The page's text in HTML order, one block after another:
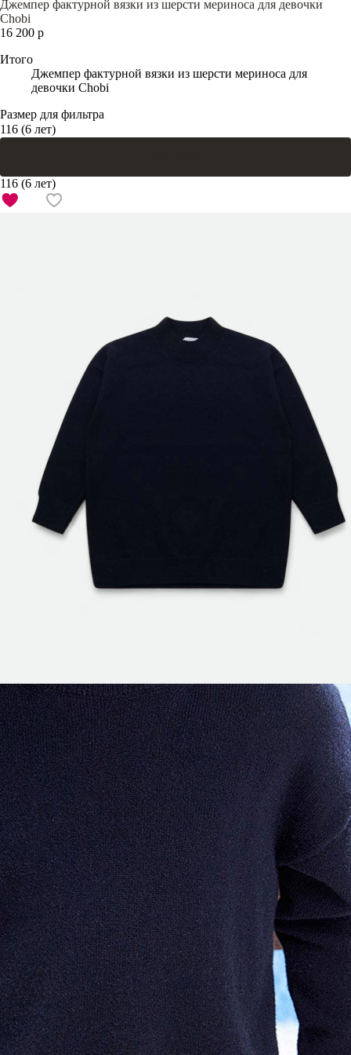
Джемпер фактурной вязки из шерсти мериноса для девочки
Chobi
16 200 р
Итого
Джемпер фактурной вязки из шерсти мериноса для
девочки Chobi
Размер для фильтра
116 (6 лет)
116 (6 лет)